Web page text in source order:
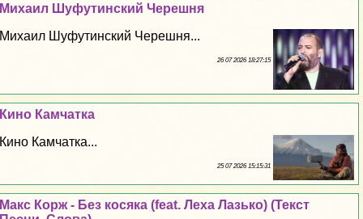
Михаил Шуфутинский Черешня
Михаил Шуфутинский Черешня...
26 07 2026 18:27:15
Кино Камчатка
Кино Камчатка...
25 07 2026 15:15:31
Макс Корж - Без косяка (feat. Леха Лазько) (Текст